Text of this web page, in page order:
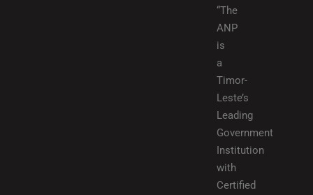
“The
ANP
is
a
Timor-
Leste’s
Leading
Government
Institution
with
Certified